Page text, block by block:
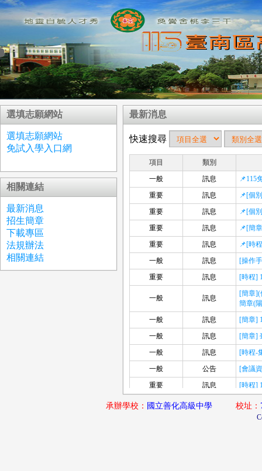
選填志願網站
選填志願網站
免試入學入口網
相關連結
最新消息
招生簡章
下載專區
法規辦法
相關連結
最新消息
快速搜尋
項目
類別
一般
訊息
📌115
重要
訊息
📌[個
重要
訊息
📌[個
重要
訊息
📌[簡
重要
訊息
📌[時
一般
訊息
[操作
重要
訊息 [時程]
一般 訊息
[簡章](
簡章(
一般
訊息
[簡章]
一般
訊息
[簡章]
一般
訊息
[時程-
一般
公告
[會議
重要
訊息 [時程]
承辦學校： 國立善化高級中學 校址：